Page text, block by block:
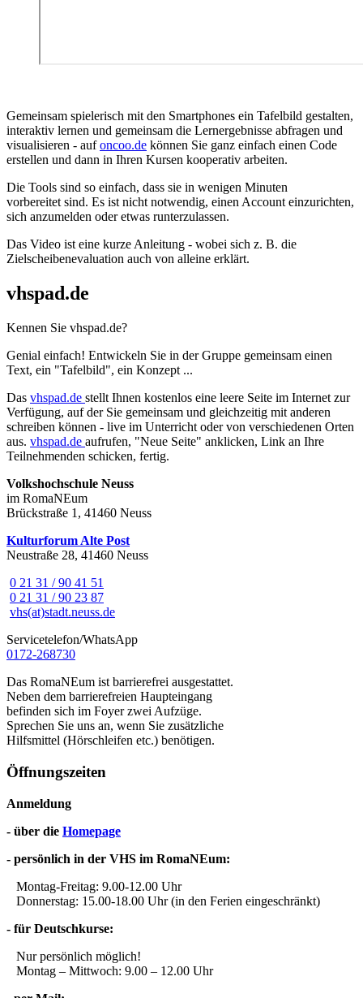
Gemeinsam spielerisch mit den Smartphones ein Tafelbild gestalten,
interaktiv lernen und gemeinsam die Lernergebnisse abfragen und
visualisieren - aufoncoo.de können Sie ganz einfach einen Code
erstellen und dann in Ihren Kursen kooperativ arbeiten.
Die Tools sind so einfach, dass sie in wenigen Minuten
vorbereitet sind. Es ist nicht notwendig, einen Account einzurichten,
sich anzumelden oder etwas runterzulassen.
Das Video ist eine kurze Anleitung - wobei sich z. B. die
Zielscheibenevaluation auch von alleine erklärt.
vhspad.de
Kennen Sie vhspad.de?
Genial einfach! Entwickeln Sie in der Gruppe gemeinsam einen
Text, ein "Tafelbild", ein Konzept ...
Das vhspad.de stellt Ihnen kostenlos eine leere Seite im Internet zur
Verfügung, auf der Sie gemeinsam und gleichzeitig mit anderen
schreiben können - live im Unterricht oder von verschiedenen Orten
aus. vhspad.de aufrufen, "Neue Seite" anklicken, Link an Ihre
Teilnehmenden schicken, fertig.
Volkshochschule Neuss
im RomaNEum
Brückstraße 1, 41460 Neuss
Kulturforum Alte Post
Neustraße 28, 41460 Neuss
0 21 31 / 90 41 51
0 21 31 / 90 23 87
vhs(at)stadt.neuss.de
Servicetelefon/WhatsApp
0172-268730
Das RomaNEum ist barrierefrei ausgestattet.
Neben dem barrierefreien Haupteingang
befinden sich im Foyer zwei Aufzüge.
Sprechen Sie uns an, wenn Sie zusätzliche
Hilfsmittel (Hörschleifen etc.) benötigen.
Öffnungszeiten
Anmeldung
- über die Homepage
- persönlich in der VHS im RomaNEum:
Montag-Freitag: 9.00-12.00 Uhr
Donnerstag: 15.00-18.00 Uhr (in den Ferien eingeschränkt)
- für Deutschkurse:
Nur persönlich möglich!
Montag – Mittwoch: 9.00 – 12.00 Uhr